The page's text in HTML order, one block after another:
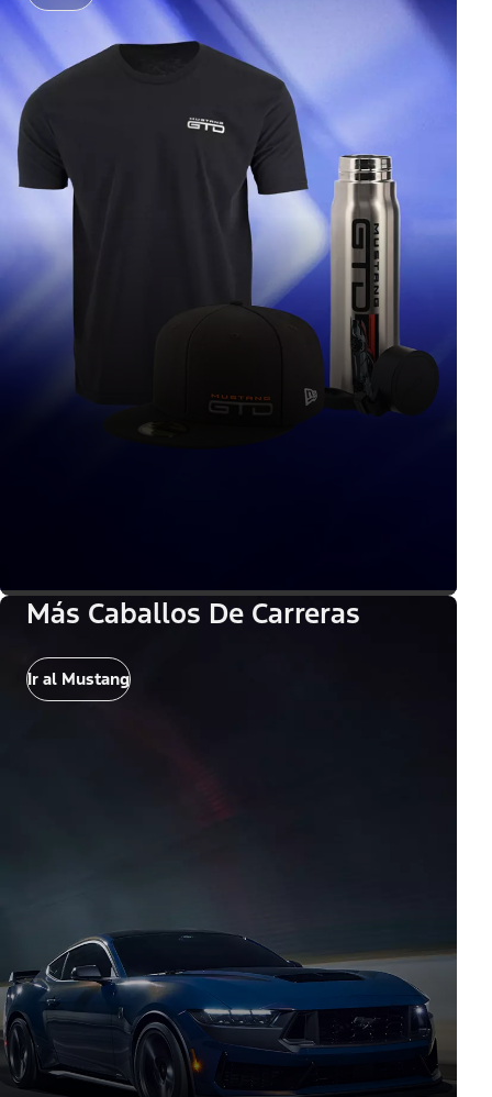
Más Caballos De Carreras
Ir al Mustang